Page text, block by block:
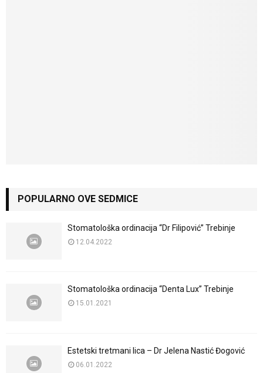
POPULARNO OVE SEDMICE
Stomatološka ordinacija “Dr Filipović” Trebinje
12.04.2022
Stomatološka ordinacija “Denta Lux” Trebinje
15.01.2021
Estetski tretmani lica – Dr Jelena Nastić Đogović
06.01.2022